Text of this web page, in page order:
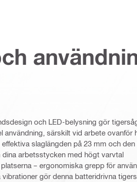
och LED-belysning gör
användning, särskilt vid arbete ovanför
slaglängden på 23 mm och
arbetsstycken med högt varvtal
– ergonomiska grepp för
gör denna batteridrivna